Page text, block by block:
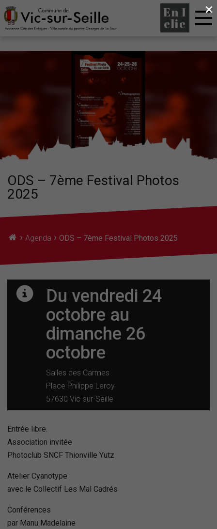
En 1
clic
ODS – 7ème Festival Photos
2025
› Agenda › ODS – 7ème Festival Photos 2025
Du vendredi 24
octobre au
dimanche 26
octobre
Salles des Carmes
Place Philippe Leroy
57630 Vic-sur-Seille
Entrée libre.
Association invitée
Photoclub SNCF Thionville Yutz
Atelier Cyanotype
avec le Collectif Les Mal Cadrés
Conférences
par Manu Madelaine
×